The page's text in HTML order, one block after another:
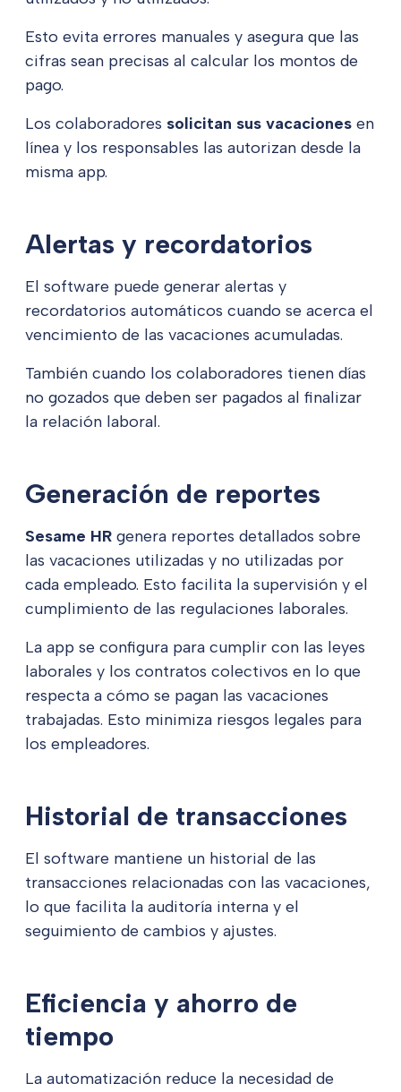
Esto evita errores manuales y asegura que las
cifras sean precisas al calcular los montos de
pago.
Los colaboradores solicitan sus vacaciones en
línea y los responsables las autorizan desde la
misma app.
Alertas y recordatorios
El software puede generar alertas y
recordatorios automáticos cuando se acerca el
vencimiento de las vacaciones acumuladas.
También cuando los colaboradores tienen días
no gozados que deben ser pagados al finalizar
la relación laboral.
Generación de reportes
Sesame HR genera reportes detallados sobre
las vacaciones utilizadas y no utilizadas por
cada empleado. Esto facilita la supervisión y el
cumplimiento de las regulaciones laborales.
La app se configura para cumplir con las leyes
laborales y los contratos colectivos en lo que
respecta a cómo se pagan las vacaciones
trabajadas. Esto minimiza riesgos legales para
los empleadores.
Historial de transacciones
El software mantiene un historial de las
transacciones relacionadas con las vacaciones,
lo que facilita la auditoría interna y el
seguimiento de cambios y ajustes.
Eficiencia y ahorro de
tiempo
La automatización reduce la necesidad de